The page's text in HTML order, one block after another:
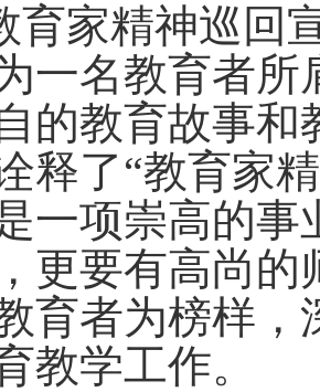
育家精神巡回
一名教育者所
的教育故事和
释了“教育家
一项崇高的事
更要有高尚的
育者为榜样，
教学工作。